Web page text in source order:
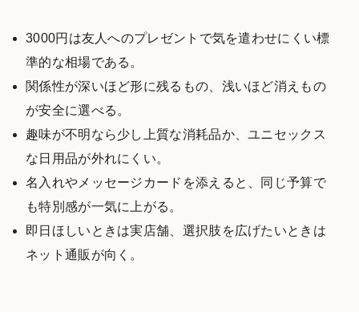
3000円は友人へのプレゼントで気を遣わせにくい標
準的な相場である。
関係性が深いほど形に残るもの、浅いほど消えもの
が安全に選べる。
趣味が不明なら少し上質な消耗品か、ユニセックス
な日用品が外れにくい。
名入れやメッセージカードを添えると、同じ予算で
も特別感が一気に上がる。
即日ほしいときは実店舗、選択肢を広げたいときは
ネット通販が向く。